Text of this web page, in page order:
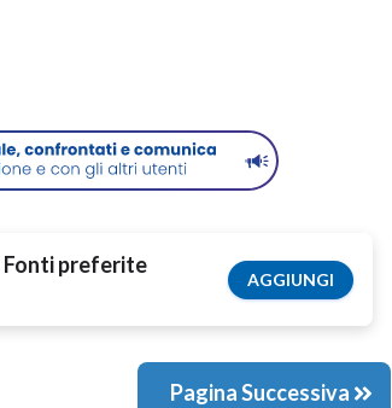
Fonti preferite
AGGIUNGI
Pagina Successiva